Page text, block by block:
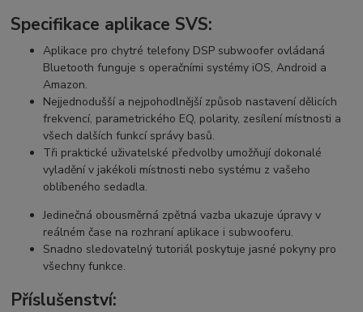
Specifikace aplikace SVS:
Aplikace pro chytré telefony DSP subwoofer ovládaná
Bluetooth funguje s operačními systémy iOS, Android a
Amazon.
Nejjednodušší a nejpohodlnější způsob nastavení dělicích
frekvencí, parametrického EQ, polarity, zesílení místnosti a
všech dalších funkcí správy basů.
Tři praktické uživatelské předvolby umožňují dokonalé
vyladění v jakékoli místnosti nebo systému z vašeho
oblíbeného sedadla.
Jedinečná obousměrná zpětná vazba ukazuje úpravy v
reálném čase na rozhraní aplikace i subwooferu.
Snadno sledovatelný tutoriál poskytuje jasné pokyny pro
všechny funkce.
Příslušenství: